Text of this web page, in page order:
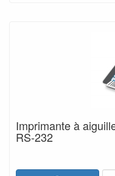
Imprimante à
RS-232